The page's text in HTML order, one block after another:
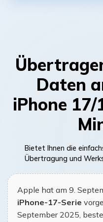
Daten
iPhone
Bietet Ihnen die
Übertragung und
Apple hat am 9.
iPhone-17-Serie
September 2025 ,